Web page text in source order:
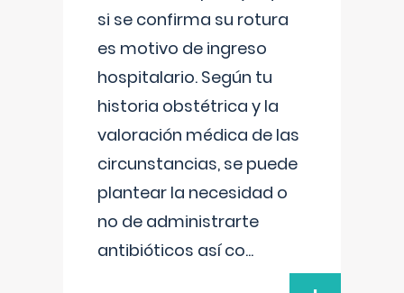
si se confirma su rotura
es motivo de ingreso
hospitalario. Según tu
historia obstétrica y la
valoración médica de las
circunstancias, se puede
plantear la necesidad o
no de administrarte
antibióticos así co...